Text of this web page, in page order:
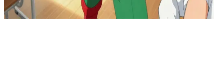
Show more